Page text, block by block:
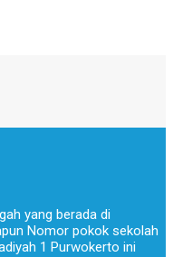
yang berada di
Nomor pokok sekolah
1 Purwokerto ini